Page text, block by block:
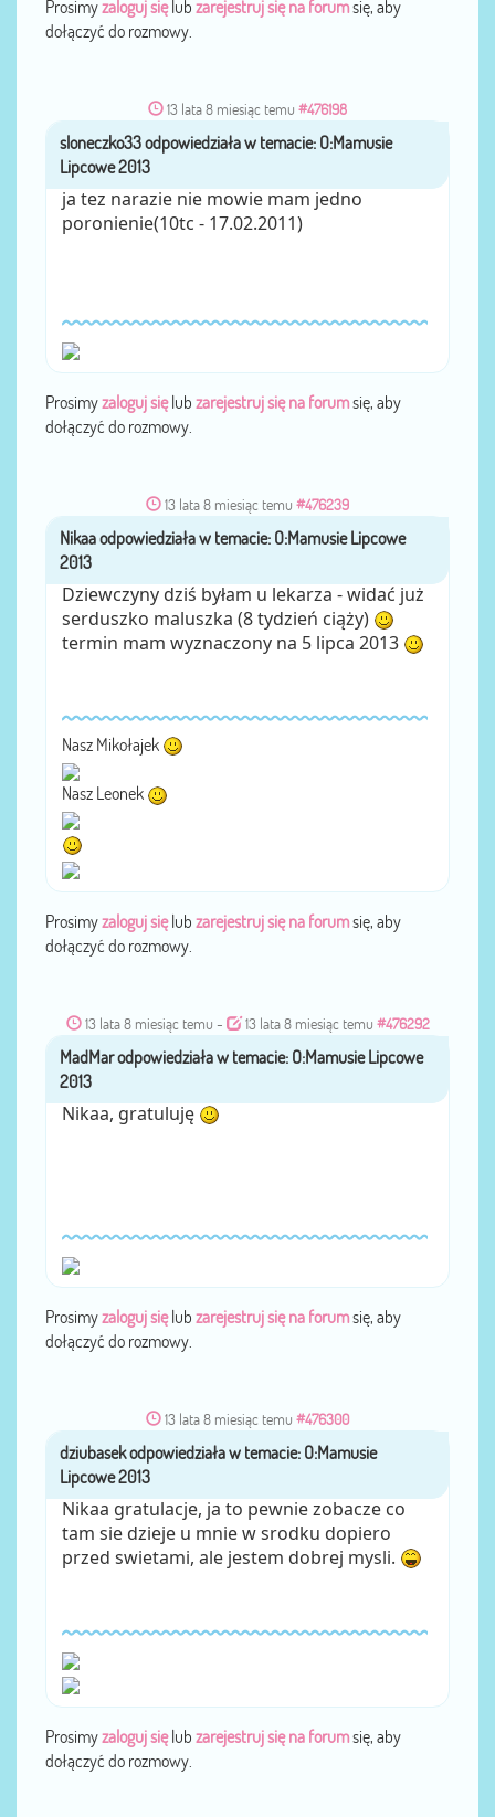
Prosimyzaloguj sięlub zarejestruj się na forumsię, aby
dołączyć do rozmowy.
13 lata 8 miesiąc temu #476198
przezsloneczko33
ja tez narazie nie mowie mam jedno
poronienie(10tc - 17.02.2011)
Prosimyzaloguj sięlub zarejestruj się na forumsię, aby
dołączyć do rozmowy.
13 lata 8 miesiąc temu #476239
przezNikaa
Dziewczyny dziś byłam u lekarza - widać już
serduszko maluszka (8 tydzień ciąży)
termin mam wyznaczony na 5 lipca 2013
Nasz Mikołajek
Nasz Leonek
Prosimyzaloguj sięlub zarejestruj się na forumsię, aby
dołączyć do rozmowy.
13 lata 8 miesiąc temu - 13 lata 8 miesiąc temu #476292
przezMadMar
Nikaa, gratuluję
Prosimyzaloguj sięlub zarejestruj się na forumsię, aby
dołączyć do rozmowy.
13 lata 8 miesiąc temu #476300
przezdziubasek
Nikaa gratulacje, ja to pewnie zobacze co
tam sie dzieje u mnie w srodku dopiero
przed swietami, ale jestem dobrej mysli.
Prosimyzaloguj sięlub zarejestruj się na forumsię, aby
dołączyć do rozmowy.